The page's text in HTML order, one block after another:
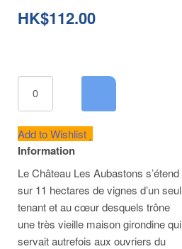
HK$112.00
Add to Wishlist
Information
Le Château Les Aubastons s’étend
sur 11 hectares de vignes d’un seul
tenant et au cœur desquels trône
une très vieille maison girondine qui
servait autrefois aux ouvriers du